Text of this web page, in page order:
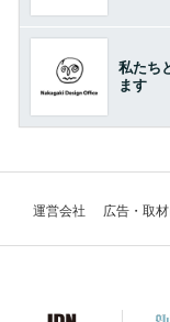
私たち
ます
運営会社 広告・取